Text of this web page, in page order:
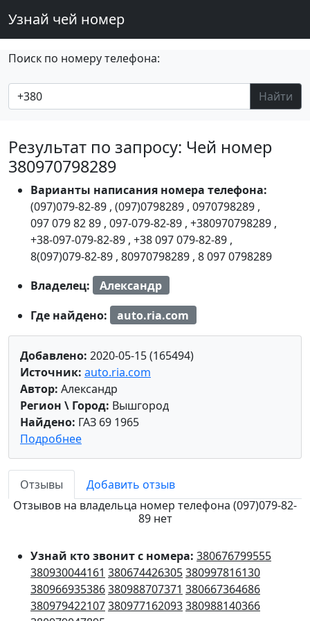
Узнай чей номер
Поиск по номеру телефона:
Найти
Результат по запросу: Чей номер
380970798289
Варианты написания номера телефона:
(097)079-82-89 , (097)0798289 , 0970798289 ,
097 079 82 89 , 097-079-82-89 , +380970798289 ,
+38-097-079-82-89 , +38 097 079-82-89 ,
8(097)079-82-89 , 80970798289 , 8 097 0798289
Владелец:
Александр
Где найдено:
auto.ria.com
Добавлено: 2020-05-15 (165494)
Источник: auto.ria.com
Автор: Александр
Регион \ Город: Вышгород
Найдено: ГАЗ 69 1965
Подробнее
Отзывы
Добавить отзыв
Отзывов на владельца номер телефона (097)079-82-
89 нет
Узнай кто звонит с номера: 380676799555
380930044161 380674426305380997816130
380966935386380988707371 380667364686
380979422107380977162093380988140366